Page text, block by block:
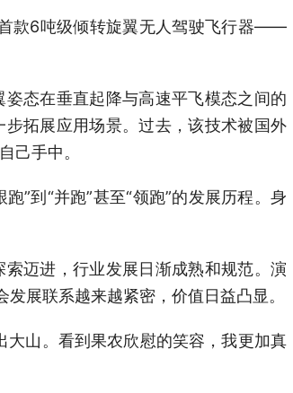
款6吨级倾转旋翼无人驾驶飞行器——
态在垂直起降与高速平飞模态之间的
拓展应用场景。过去，该技术被国外
己手中。
到“并跑”甚至“领跑”的发展历程。身
迈进，行业发展日渐成熟和规范。演
展联系越来越紧密，价值日益凸显。
山。看到果农欣慰的笑容，我更加真